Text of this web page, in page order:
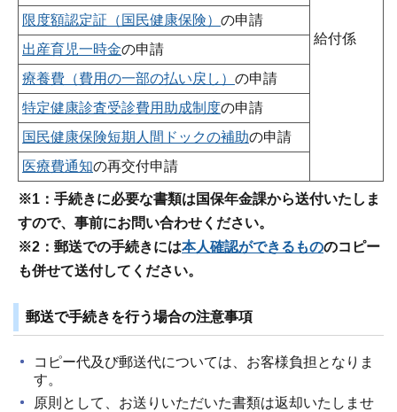
給付係
限度額認定証（国民健康保険） の申請
出産育児一時金の申請
療養費（費用の一部の払い戻し） の申請
特定健康診査受診費用助成制度の申請
国民健康保険短期人間ドックの補助の申請
医療費通知の再交付申請
※1：手続きに必要な書類は国保年金課から送付いたしま
すので、事前にお問い合わせください。
※2：郵送での手続きには本人確認ができるもののコピー
も併せて送付してください。
郵送で手続きを行う場合の注意事項
コピー代及び郵送代については、お客様負担となりま
す。
原則として、お送りいただいた書類は返却いたしませ